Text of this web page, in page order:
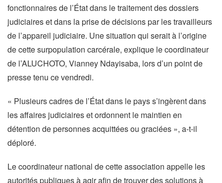
fonctionnaires de l’État dans le traitement des dossiers
judiciaires et dans la prise de décisions par les travailleurs
de l’appareil judiciaire. Une situation qui serait à l’origine
de cette surpopulation carcérale, explique le coordinateur
de l’ALUCHOTO, Vianney Ndayisaba, lors d’un point de
presse tenu ce vendredi.
« Plusieurs cadres de l’État dans le pays s’ingèrent dans
les affaires judiciaires et ordonnent le maintien en
détention de personnes acquittées ou graciées », a-t-il
déploré.
Le coordinateur national de cette association appelle les
autorités publiques à agir afin de trouver des solutions à